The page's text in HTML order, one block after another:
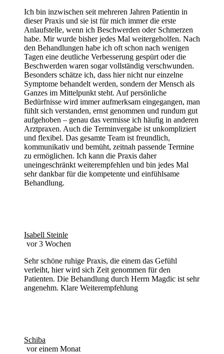
Ich bin inzwischen seit mehreren Jahren Patientin in
dieser Praxis und sie ist für mich immer die erste
Anlaufstelle, wenn ich Beschwerden oder Schmerzen
habe. Mir wurde bisher jedes Mal weitergeholfen. Nach
den Behandlungen habe ich oft schon nach wenigen
Tagen eine deutliche Verbesserung gespürt oder die
Beschwerden waren sogar vollständig verschwunden.
Besonders schätze ich, dass hier nicht nur einzelne
Symptome behandelt werden, sondern der Mensch als
Ganzes im Mittelpunkt steht. Auf persönliche
Bedürfnisse wird immer aufmerksam eingegangen, man
fühlt sich verstanden, ernst genommen und rundum gut
aufgehoben – genau das vermisse ich häufig in anderen
Arztpraxen. Auch die Terminvergabe ist unkompliziert
und flexibel. Das gesamte Team ist freundlich,
kommunikativ und bemüht, zeitnah passende Termine
zu ermöglichen. Ich kann die Praxis daher
uneingeschränkt weiterempfehlen und bin jedes Mal
sehr dankbar für die kompetente und einfühlsame
Behandlung.
Isabell Steinle
vor 3 Wochen
Sehr schöne ruhige Praxis, die einem das Gefühl
verleiht, hier wird sich Zeit genommen für den
Patienten. Die Behandlung durch Herrn Magdic ist sehr
angenehm. Klare Weiterempfehlung
Schiba
vor einem Monat